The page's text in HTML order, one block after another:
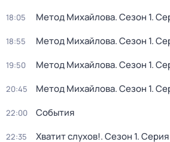
18:05 Метод Михайлова. Сезон 1.
18:55 Метод Михайлова. Сезон 1.
19:50 Метод Михайлова. Сезон 1.
20:45 Метод Михайлова. Сезон 1.
22:00 События
22:35 Хватит слухов!. Сезон 1.